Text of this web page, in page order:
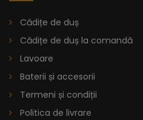
Cădițe de duș
Cădițe de duș la comandă
Lavoare
Baterii și accesorii
Termeni și condiții
Politica de livrare